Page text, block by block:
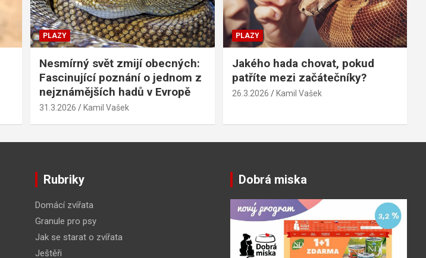
PLAZY
Nesmírný svět zmijí obecných:
Fascinující poznání o jednom z
nejznámějších hadů v Evropě
31.3.2026 Kamil Vašek
PLAZY
Jakého hada chovat, pokud
patříte mezi začátečníky?
26.3.2026 Kamil Vašek
Rubriky
Domácí zvířata
Granule pro psy
Jak se starat o zvířata
Ještěři
Dobrá miska